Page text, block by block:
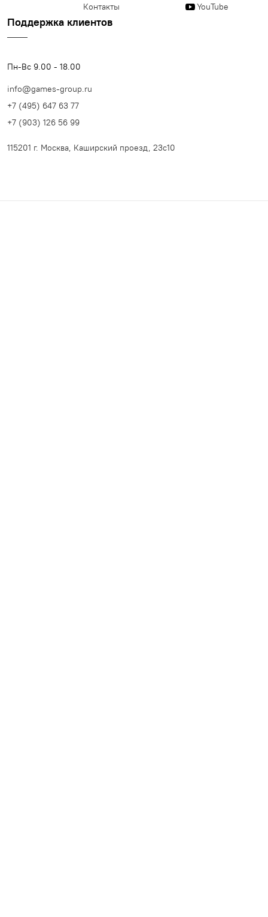
Контакты
YouTube
Поддержка клиентов
Пн-Вс 9.00 - 18.00
info@games-group.ru
+7 (495) 647 63 77
+7 (903) 126 56 99
115201 г. Москва, Каширский проезд, 23с10